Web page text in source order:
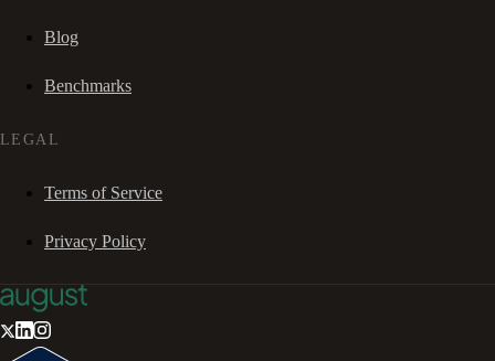
Blog
Benchmarks
LEGAL
Terms of Service
Privacy Policy